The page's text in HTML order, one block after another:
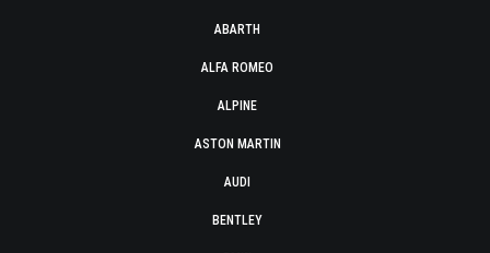
ABARTH
ALFA ROMEO
ALPINE
ASTON MARTIN
AUDI
BENTLEY